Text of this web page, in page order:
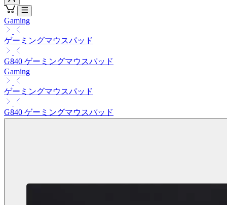
Gaming
ゲーミングマウスパッド
G840 ゲーミングマウスパッド
Gaming
ゲーミングマウスパッド
G840 ゲーミングマウスパッド